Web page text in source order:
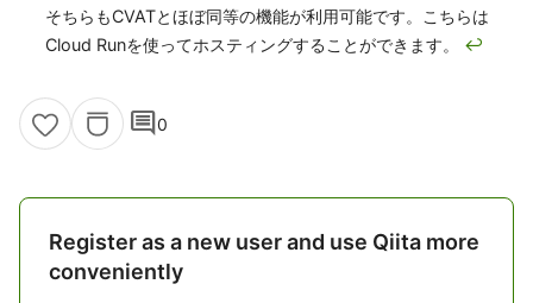
そちらもCVATとほぼ同等の機能が利用可能です。こちらは
Cloud Runを使ってホスティングすることができます。 ↩
comment0
Register as a new user and use Qiita more
conveniently